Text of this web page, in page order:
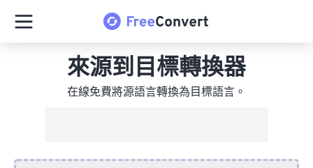
來源到目標轉換器
在線免費將源語言轉換為目標語言。